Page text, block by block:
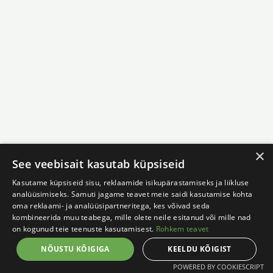
×
See veebisait kasutab küpsiseid
Kasutame küpsiseid sisu, reklaamide isikupärastamiseks ja liikluse
analüüsimiseks. Samuti jagame teavet meie saidi kasutamise kohta
oma reklaami- ja analüüsipartneritega, kes võivad seda
kombineerida muu teabega, mille olete neile esitanud või mille nad
on kogunud teie teenuste kasutamisest. Rohkem teavet
NÕUSTU KÕIGIGA
KEELDU KÕIGIST
POWERED BY COOKIESCRIPT